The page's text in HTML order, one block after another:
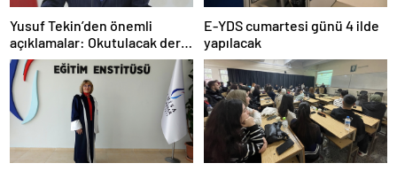
Yusuf Tekin’den önemli
açıklamalar: Okutulacak dersi
kalmamış öğretmene branş
değişikliği masada
E-YDS cumartesi günü 4 ilde
yapılacak